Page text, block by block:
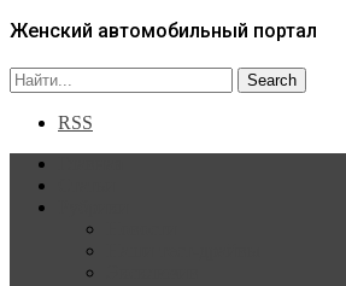
Женский автомобильный портал
RSS